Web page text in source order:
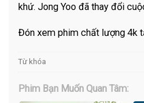
khứ. Jong Yoo đã thay đổi
Đón xem phim chất lượng 4k
Từ khóa
Phim Bạn Muốn Quan Tâm: